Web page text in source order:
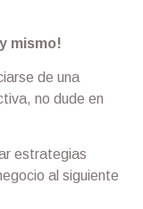
mismo!
de una
no dude en
estrategias
al siguiente